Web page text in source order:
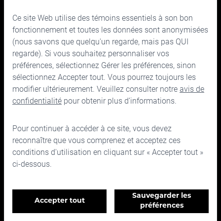
150, rue Bloor Ouest, bureau 700
Toronto (Ontario) M5S 2X9
Téléphone :
1.866.757.7207
Télécopieur :
416.963.5060
1.866.757.7287
Courriel :
info@cymbria.com
Désistement
Avis de confidentialité et juridique
Conditions d'utilisation
politique de confidentialité
Ce site Web utilise des témoins essentiels à son bon
fonctionnement et toutes les données sont anonymisées
(nous savons que quelqu'un regarde, mais pas QUI
regarde). Si vous souhaitez personnaliser vos
préférences, sélectionnez Gérer les préférences, sinon
sélectionnez Accepter tout. Vous pourrez toujours les
modifier ultérieurement. Veuillez consulter notreavis de
confidentialité pour obtenir plus d’informations.
Pour continuer à accéder à ce site, vous devez
reconnaître que vous comprenez et acceptez ces
conditions d'utilisation en cliquant sur « Accepter tout »
ci-dessous.
Témoins essentiels
Nécessaires au bon fonctionnement du site Web et
Accepter tout
Sauvegarder les
préférences